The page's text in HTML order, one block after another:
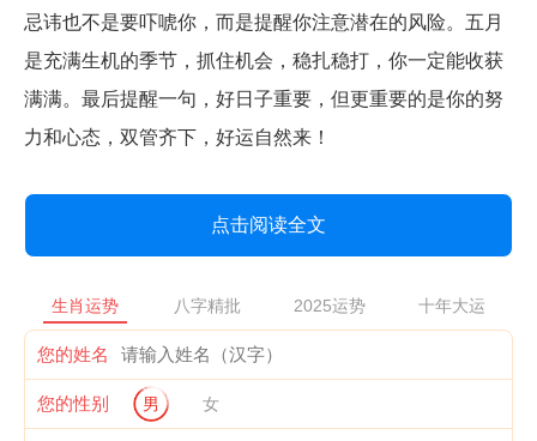
忌讳也不是要吓唬你，而是提醒你注意潜在的风险。五月
是充满生机的季节，抓住机会，稳扎稳打，你一定能收获
满满。最后提醒一句，好日子重要，但更重要的是你的努
力和心态，双管齐下，好运自然来！
点击阅读全文
生肖运势 八字精批 2025运势 十年大运
您的姓名
您的性别 男 女